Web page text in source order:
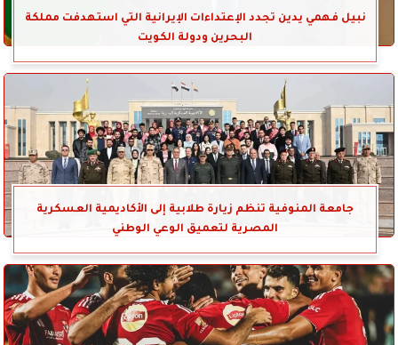
نبيل فهمي يدين تجدد الإعتداءات الإيرانية التي استهدفت مملكة
البحرين ودولة الكويت
جامعة المنوفية تنظم زيارة طلابية إلى الأكاديمية العسكرية
المصرية لتعميق الوعي الوطني